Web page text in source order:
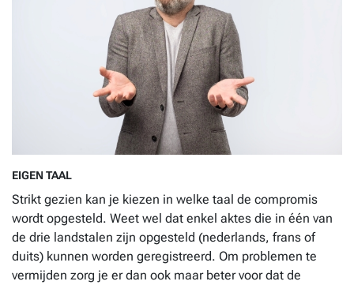
EIGEN TAAL
Strikt gezien kan je kiezen in welke taal de compromis
wordt opgesteld. Weet wel dat enkel aktes die in één van
de drie landstalen zijn opgesteld (nederlands, frans of
duits) kunnen worden geregistreerd. Om problemen te
vermijden zorg je er dan ook maar beter voor dat de